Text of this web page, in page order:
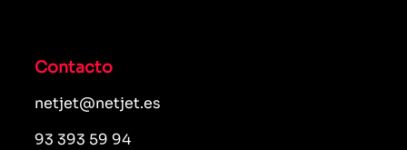
Contacto
netjet@netjet.es
93 393 59 94